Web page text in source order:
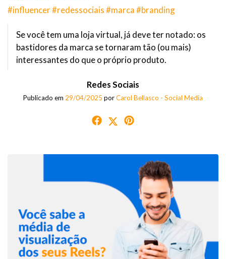
#influencer #redessociais #marca #branding
Se você tem uma loja virtual, já deve ter notado: os
bastidores da marca se tornaram tão (ou mais)
interessantes do que o próprio produto.
Redes Sociais
Publicado em 29/04/2025 porCarol Bellasco - Social Media